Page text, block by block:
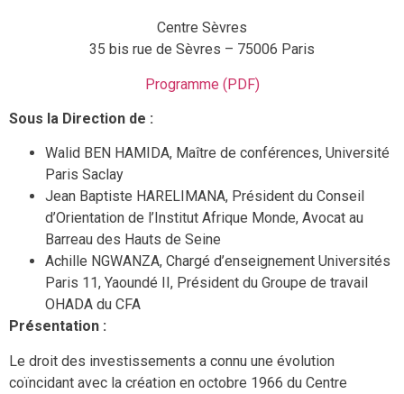
Centre Sèvres
35 bis rue de Sèvres – 75006 Paris
Programme (PDF)
Sous la Direction de :
Walid BEN HAMIDA, Maître de conférences, Université
Paris Saclay
Jean Baptiste HARELIMANA, Président du Conseil
d’Orientation de l’Institut Afrique Monde, Avocat au
Barreau des Hauts de Seine
Achille NGWANZA, Chargé d’enseignement Universités
Paris 11, Yaoundé II, Président du Groupe de travail
OHADA du CFA
Présentation :
Le droit des investissements a connu une évolution
coïncidant avec la création en octobre 1966 du Centre